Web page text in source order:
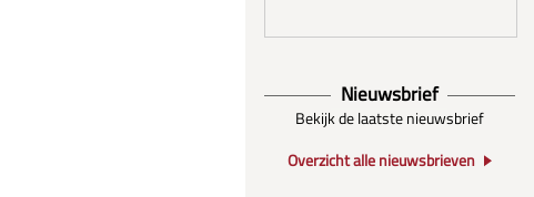
Nieuwsbrief
Bekijk de laatste nieuwsbrief
Overzicht alle nieuwsbrieven